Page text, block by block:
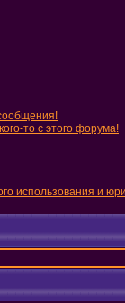
то с этого форума!
использования и